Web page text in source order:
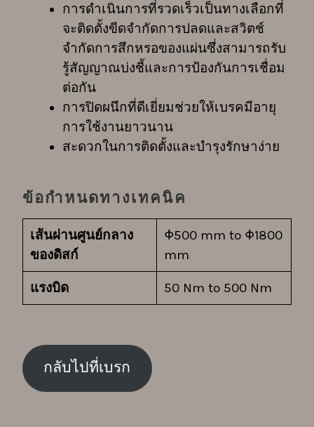
การดำเนินการที่รวดเร็วเป็นทางเลือกที่
จะติดตั้งขีดจำกัดการปลดและสวิตช์
จำกัดการสึกหรอของแผ่นซึ่งสามารถรับ
รู้สัญญาณบ่งชี้และการป้องกันการเชื่อม
ต่อกัน
การปิดผนึกที่ดีเยี่ยมช่วยให้เบรคมีอายุ
การใช้งานยาวนาน
สะดวกในการติดตั้งและบำรุงรักษาง่าย
ข้อกำหนดทางเทคนิค
เส้นผ่านศูนย์กลาง
ของดิสก์
Φ500 mm to Φ1800
mm
แรงบิด 50 Nm to 500 Nm
กลับไปที่เบรก